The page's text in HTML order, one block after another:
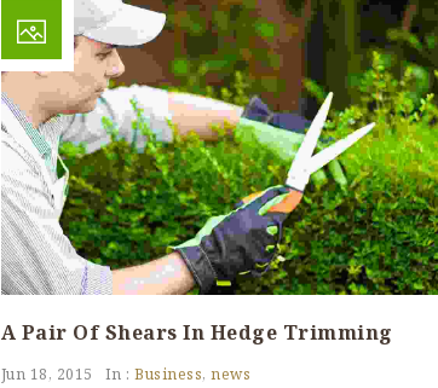
A Pair Of Shears In Hedge Trimming
Jun 18, 2015 In :Business,news